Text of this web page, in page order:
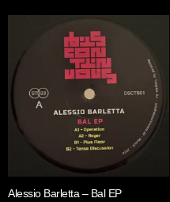
Alessio Barletta – Bal EP